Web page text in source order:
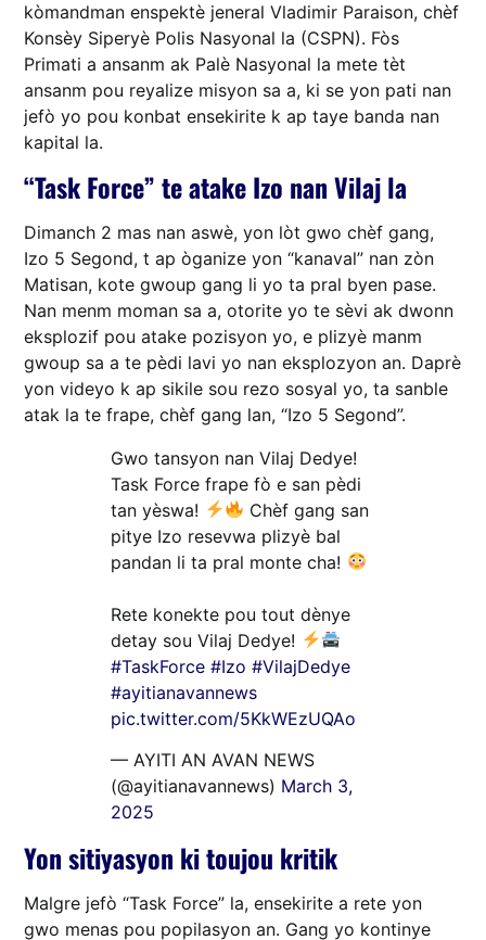
kòmandman enspektè jeneral Vladimir Paraison, chèf
Konsèy Siperyè Polis Nasyonal la (CSPN). Fòs
Primati a ansanm ak Palè Nasyonal la mete tèt
ansanm pou reyalize misyon sa a, ki se yon pati nan
jefò yo pou konbat ensekirite k ap taye banda nan
kapital la.
“Task Force” te atake Izo nan Vilaj la
Dimanch 2 mas nan aswè, yon lòt gwo chèf gang,
Izo 5 Segond, t ap òganize yon “kanaval” nan zòn
Matisan, kote gwoup gang li yo ta pral byen pase.
Nan menm moman sa a, otorite yo te sèvi ak dwonn
eksplozif pou atake pozisyon yo, e plizyè manm
gwoup sa a te pèdi lavi yo nan eksplozyon an. Daprè
yon videyo k ap sikile sou rezo sosyal yo, ta sanble
atak la te frape, chèf gang lan, “Izo 5 Segond”.
Gwo tansyon nan Vilaj Dedye!
Task Force frape fò e san pèdi
tan yèswa!
Chèf gang san
pitye Izo resevwa plizyè bal
pandan li ta pral monte cha!
Rete konekte pou tout dènye
detay sou Vilaj Dedye!
#TaskForce #Izo #VilajDedye
#ayitianavannews
pic.twitter.com/5KkWEzUQAo
— AYITI AN AVAN NEWS
(@ayitianavannews) March 3,
2025
Yon sitiyasyon ki toujou kritik
Malgre jefò “Task Force” la, ensekirite a rete yon
gwo menas pou popilasyon an. Gang yo kontinye